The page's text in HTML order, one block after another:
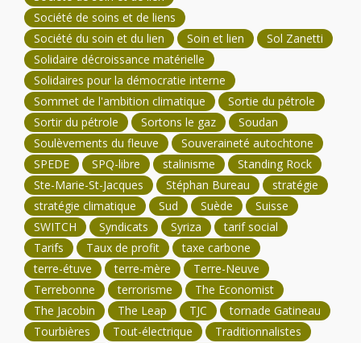
Société de soins et de liens
Société du soin et du lien
Soin et lien
Sol Zanetti
Solidaire décroissance matérielle
Solidaires pour la démocratie interne
Sommet de l'ambition climatique
Sortie du pétrole
Sortir du pétrole
Sortons le gaz
Soudan
Soulèvements du fleuve
Souveraineté autochtone
SPEDE
SPQ-libre stalinisme
Standing Rock
Ste-Marie-St-Jacques
Stéphan Bureau
stratégie
stratégie climatique
Sud Suède
Suisse
SWITCH
Syndicats Syriza
tarif social
Tarifs
Taux de profit
taxe carbone
terre-étuve
terre-mère
Terre-Neuve
Terrebonne
terrorisme
The Economist
The Jacobin
The Leap TJC
tornade Gatineau
Tourbières
Tout-électrique
Traditionnalistes